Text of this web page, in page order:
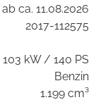
ab ca. 11.08.2026
2017-112575
103 kW / 140 PS
Benzin
1.199 cm³